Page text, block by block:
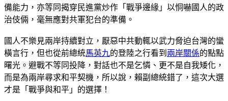
備能力，亦等同揭穿民進黨炒作「戰爭邊緣」以恫嚇國人的政
治伎倆，毫無應對共軍犯台的準備。
國人不樂見兩岸持續對立，厭惡中共動輒以武力脅迫台灣的蠻
橫言行，但也從前總統馬英九的登陸之行看到 兩岸關係的點點
曙光。避戰不等同投降，對話也不是乞憐、更不是自我矮化，
而是為兩岸尋求和平契機，所以說，賴副總統錯了，這次大選
才是「戰爭與和平」的選擇！